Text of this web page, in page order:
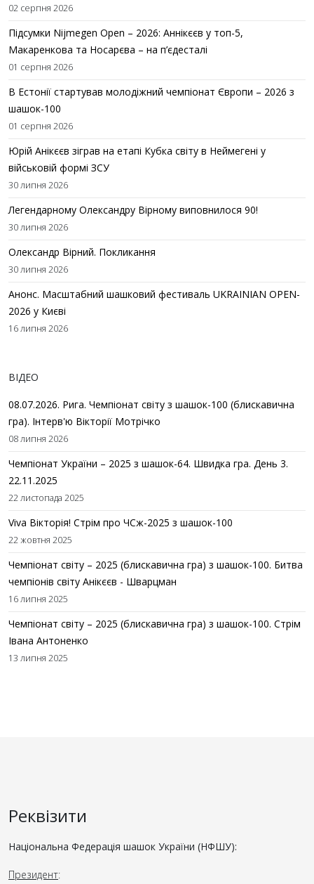
02 серпня 2026
Підсумки Nijmegen Open – 2026: Аннікєєв у топ-5,
Макаренкова та Носарєва – на п’єдесталі
01 серпня 2026
В Естонії стартував молодіжний чемпіонат Європи – 2026 з
шашок-100
01 серпня 2026
Юрій Анікєєв зіграв на етапі Кубка світу в Неймегені у
військовій формі ЗСУ
30 липня 2026
Легендарному Олександру Вірному виповнилося 90!
30 липня 2026
Олександр Вірний. Покликання
30 липня 2026
Анонс. Масштабний шашковий фестиваль UKRAINIAN OPEN-
2026 у Києві
16 липня 2026
ВІДЕО
08.07.2026. Рига. Чемпіонат світу з шашок-100 (блискавична
гра). Інтерв'ю Вікторії Мотрічко
08 липня 2026
Чемпіонат України – 2025 з шашок-64. Швидка гра. День 3.
22.11.2025
22 листопада 2025
Viva Вікторія! Стрім про ЧСж-2025 з шашок-100
22 жовтня 2025
Чемпіонат світу – 2025 (блискавична гра) з шашок-100. Битва
чемпіонів світу Анікєєв - Шварцман
16 липня 2025
Чемпіонат світу – 2025 (блискавична гра) з шашок-100. Стрім
Івана Антоненко
13 липня 2025
Реквізити
Національна Федерація шашок України (НФШУ):
Президент: